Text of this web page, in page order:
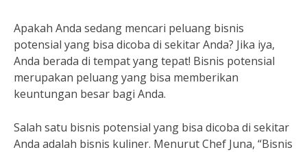
Apakah Anda sedang mencari peluang bisnis
potensial yang bisa dicoba di sekitar Anda? Jika iya,
Anda berada di tempat yang tepat! Bisnis potensial
merupakan peluang yang bisa memberikan
keuntungan besar bagi Anda.
Salah satu bisnis potensial yang bisa dicoba di sekitar
Anda adalah bisnis kuliner. Menurut Chef Juna, “Bisnis